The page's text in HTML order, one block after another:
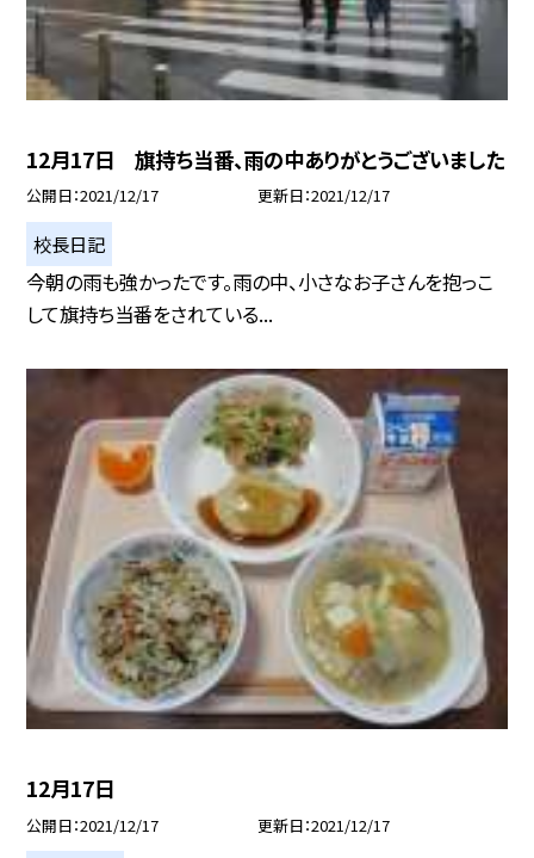
12月17日 旗持ち当番、雨の中ありがとうございました
公開日 2021/12/17 更新日 2021/12/17
校長日記
今朝の雨も強かったです。雨の中、小さなお子さんを抱っこ
して旗持ち当番をされている...
12月17日
公開日 2021/12/17 更新日 2021/12/17